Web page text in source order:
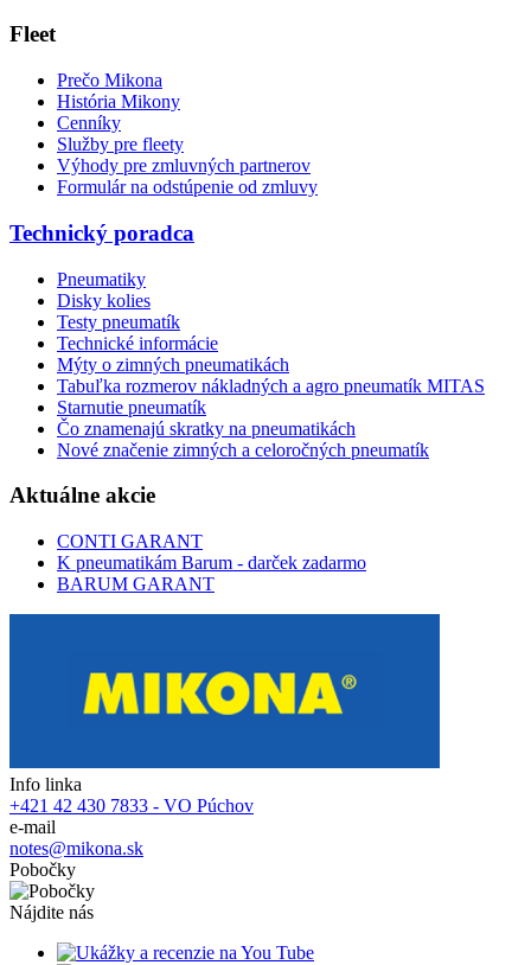
Fleet
Prečo Mikona
História Mikony
Cenníky
Služby pre fleety
Výhody pre zmluvných partnerov
Formulár na odstúpenie od zmluvy
Technický poradca
Pneumatiky
Disky kolies
Testy pneumatík
Technické informácie
Mýty o zimných pneumatikách
Tabuľka rozmerov nákladných a agro pneumatík MITAS
Starnutie pneumatík
Čo znamenajú skratky na pneumatikách
Nové značenie zimných a celoročných pneumatík
Aktuálne akcie
CONTI GARANT
K pneumatikám Barum - darček zadarmo
BARUM GARANT
Info linka
+421 42 430 7833 - VO Púchov
e-mail
notes@mikona.sk
Pobočky
Nájdite nás